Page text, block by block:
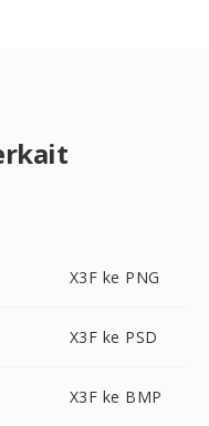
X3F ke PNG
X3F ke PSD
X3F ke BMP